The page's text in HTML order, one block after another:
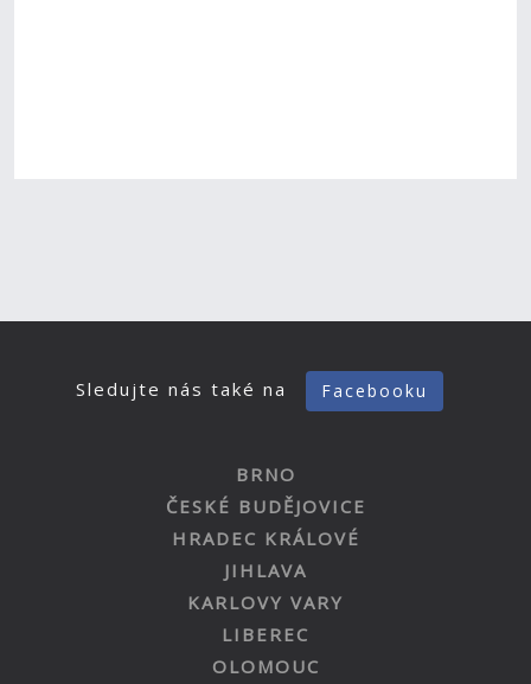
Sledujte nás také na Facebooku
BRNO
ČESKÉ BUDĚJOVICE
HRADEC KRÁLOVÉ
JIHLAVA
KARLOVY VARY
LIBEREC
OLOMOUC